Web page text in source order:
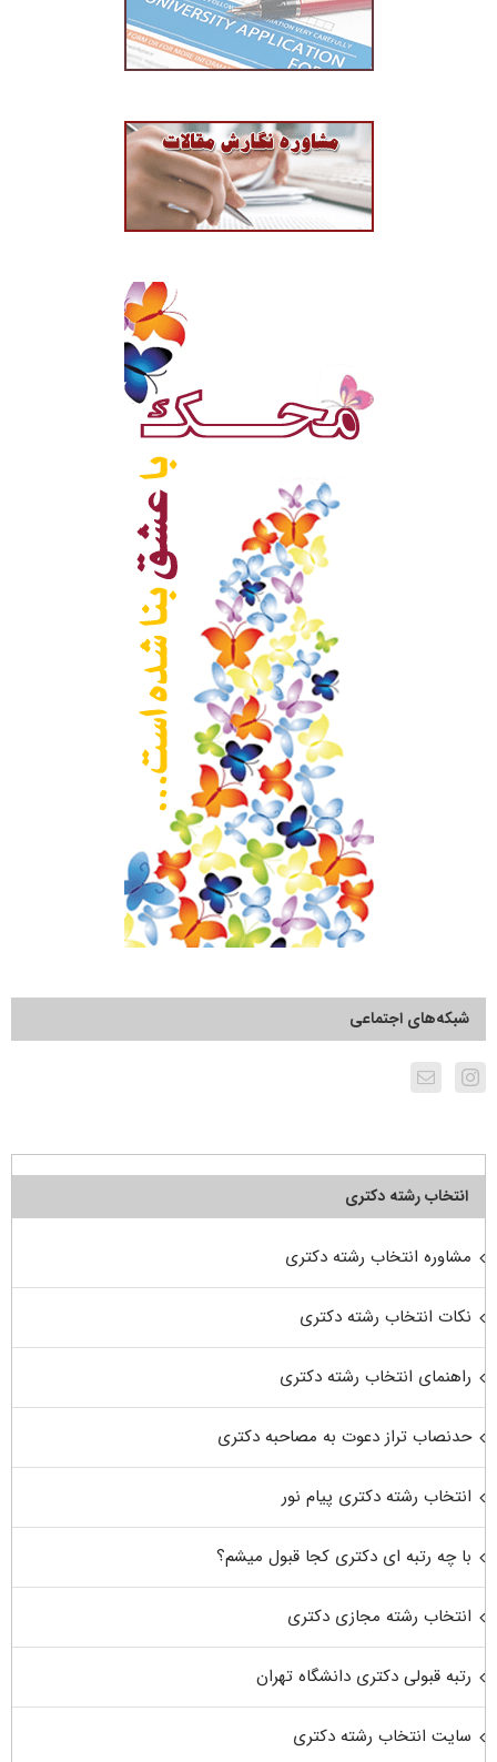
شبکه‌های اجتماعی
انتخاب رشته دکتری
مشاوره انتخاب رشته دکتری
نکات انتخاب رشته دکتری
راهنمای انتخاب رشته دکتری
حدنصاب تراز دعوت به مصاحبه دکتری
انتخاب رشته دکتری پیام نور
با چه رتبه ای دکتری کجا قبول میشم؟
انتخاب رشته مجازی دکتری
رتبه قبولی دکتری دانشگاه تهران
سایت انتخاب رشته دکتری